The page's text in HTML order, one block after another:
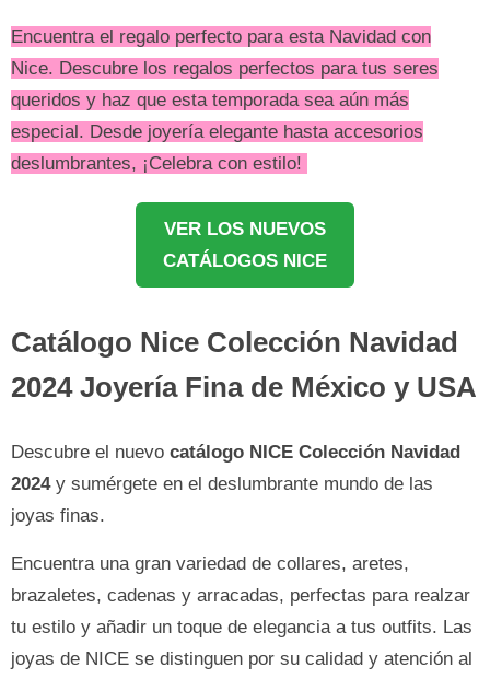
Encuentra el regalo perfecto para esta Navidad con
Nice. Descubre los regalos perfectos para tus seres
queridos y haz que esta temporada sea aún más
especial. Desde joyería elegante hasta accesorios
deslumbrantes, ¡Celebra con estilo!
VER LOS NUEVOS
CATÁLOGOS NICE
Catálogo Nice Colección Navidad
2024 Joyería Fina de México y USA
Descubre el nuevo catálogo NICE Colección Navidad
2024y sumérgete en el deslumbrante mundo de las
joyas finas.
Encuentra una gran variedad de collares, aretes,
brazaletes, cadenas y arracadas, perfectas para realzar
tu estilo y añadir un toque de elegancia a tus outfits. Las
joyas de NICE se distinguen por su calidad y atención al